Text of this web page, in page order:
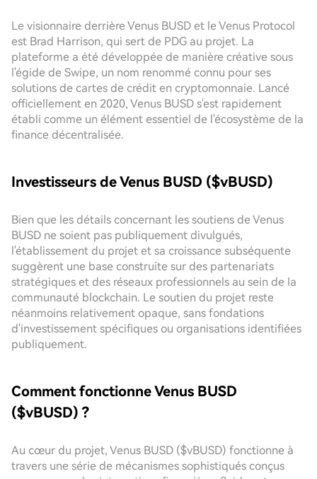
Le visionnaire derrière Venus BUSD et le Venus Protocol
est Brad Harrison, qui sert de PDG au projet. La
plateforme a été développée de manière créative sous
l'égide de Swipe, un nom renommé connu pour ses
solutions de cartes de crédit en cryptomonnaie. Lancé
officiellement en 2020, Venus BUSD s'est rapidement
établi comme un élément essentiel de l'écosystème de la
finance décentralisée.
Investisseurs de Venus BUSD ($vBUSD)
Bien que les détails concernant les soutiens de Venus
BUSD ne soient pas publiquement divulgués,
l'établissement du projet et sa croissance subséquente
suggèrent une base construite sur des partenariats
stratégiques et des réseaux professionnels au sein de la
communauté blockchain. Le soutien du projet reste
néanmoins relativement opaque, sans fondations
d'investissement spécifiques ou organisations identifiées
publiquement.
Comment fonctionne Venus BUSD
($vBUSD) ?
Au cœur du projet, Venus BUSD ($vBUSD) fonctionne à
travers une série de mécanismes sophistiqués conçus